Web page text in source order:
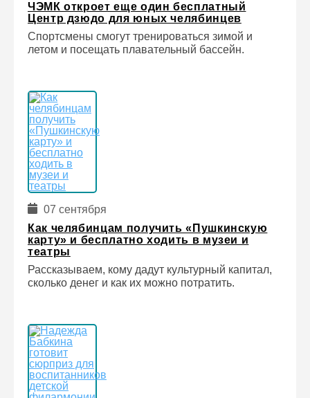
ЧЭМК откроет еще один бесплатный
Центр дзюдо для юных челябинцев
Спортсмены смогут тренироваться зимой и
летом и посещать плавательный бассейн.
07 сентября
Как челябинцам получить «Пушкинскую
карту» и бесплатно ходить в музеи и
театры
Рассказываем, кому дадут культурный капитал,
сколько денег и как их можно потратить.